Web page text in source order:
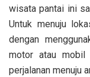
wisata pantai ini
Untuk menuju
dengan
motor atau mobil
perjalanan menuju